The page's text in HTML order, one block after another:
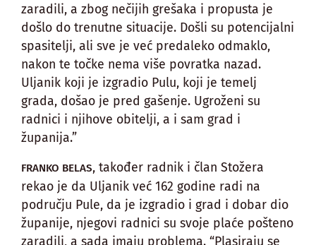
zaradili, a zbog nečijih grešaka i propusta je
došlo do trenutne situacije. Došli su potencijalni
spasitelji, ali sve je već predaleko odmaklo,
nakon te točke nema više povratka nazad.
Uljanik koji je izgradio Pulu, koji je temelj
grada, došao je pred gašenje. Ugroženi su
radnici i njihove obitelji, a i sam grad i
županija.”
FRANKO BELAS, također radnik i član Stožera
rekao je da Uljanik već 162 godine radi na
području Pule, da je izgradio i grad i dobar dio
županije, njegovi radnici su svoje plaće pošteno
zaradili, a sada imaju problema. “Plasiraju se